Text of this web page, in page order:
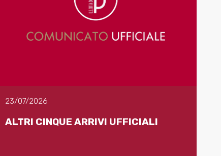
23/07/2026
ALTRI CINQUE ARRIVI UFFICIALI